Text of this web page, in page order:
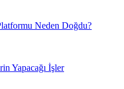
Neden Doğdu?
Yapacağı İşler